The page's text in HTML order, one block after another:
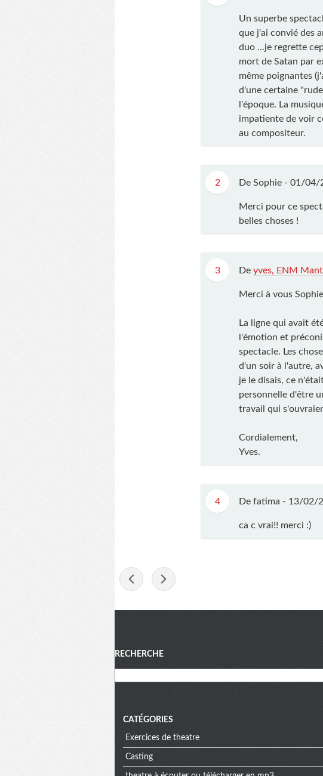
Un superbe
que j'ai convié des
duo ...je regrette
mort de Satan par
même poignantes
d'une certaine
l'époque. La
impatiente de voir
au compositeur.
2 De Sophie - 01/04/
Merci pour ce
belles choses !
3 De yves, ENM
Merci à vous
La ligne qui avait
l'émotion et
spectacle. Les
d'un soir à l'autre,
je le disais, ce
personnelle d'être
travail qui
Cordialement,
Yves.
4 De fatima - 13/02/
ca c vrai!! merci :)
Menu
RECHERCHE
CATÉGORIES
Exercices de theatre
Casting